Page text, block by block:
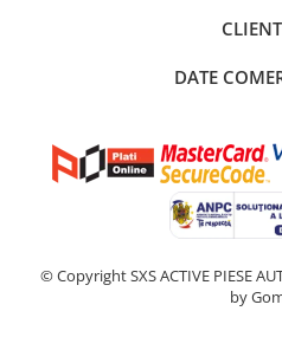
DATE
© Copyright SXS ACTIVE PIESE
by